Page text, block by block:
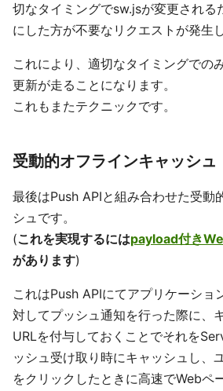
切なタイミングでsw.jsが変更され
にした方が不要なリクエストが発生
これにより、適切なタイミングでの
更新が走ることになります。
これもまたテクニックです。
受動的オフラインキャッシュ
最後はPush APIと組み合わせた受動
シュです。
(これを実現するにはpayload付き
があります)
これはPush APIにてアプリケーショ
対してプッシュ通知を行った際に、
URLを付与しておくことでそれを
ッシュ受け取り時にキャッシュし、
をクリックしたときに高速でWebペ